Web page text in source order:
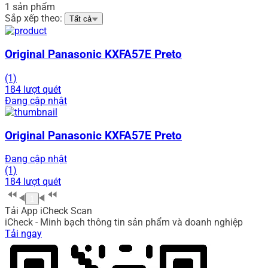
1 sản phẩm
Sắp xếp theo:
Tất cả
Original Panasonic KXFA57E Preto
(1)
184 lượt quét
Đang cập nhật
Original Panasonic KXFA57E Preto
Đang cập nhật
(1)
184 lượt quét
Tải App iCheck Scan
iCheck - Minh bạch thông tin sản phẩm và doanh nghiệp
Tải ngay